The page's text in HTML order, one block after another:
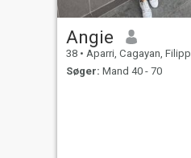
Angie
38 • Aparri, Cagayan, Filippinerne
Søger: Mand 40 - 70